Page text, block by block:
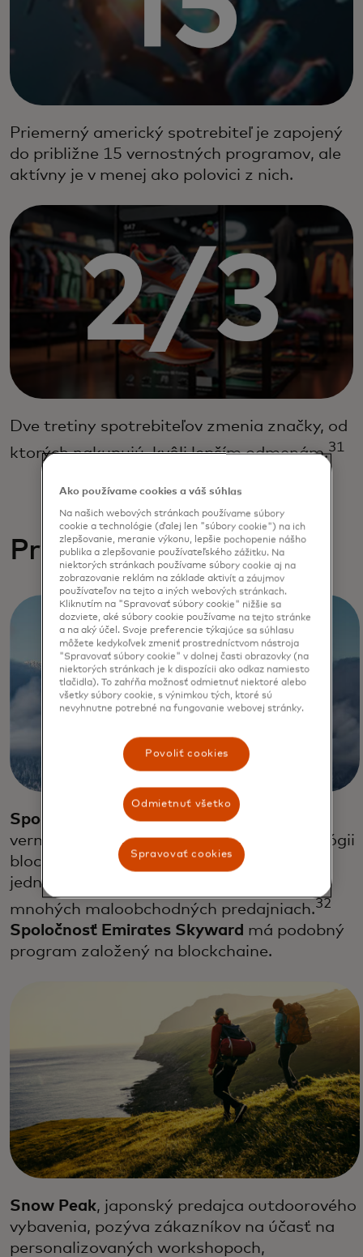
Priemerný americký spotrebiteľ je zapojený
do približne 15 vernostných programov, ale
aktívny je v menej ako polovici z nich.
Dve tretiny spotrebiteľov zmenia značky, od
ktorých nakupujú, kvôli lepším odmenám.31
Prieskumy vernosti
Spoločnosť Singapore Airlines
vernostný program postavený na technológii
blockchain, ktorý umožňuje cestujúcim
jednoducho míňať svoje letecké míle v
mnohých maloobchodných predajniach.32
Spoločnosť Emirates Skyward má podobný
program založený na blockchaine.
Snow Peak, japonský predajca outdoorového
vybavenia, pozýva zákazníkov na účasť na
personalizovaných workshopoch,
Ako používame cookies a váš súhlas
Na našich webových stránkach používame súbory
cookie a technológie (ďalej len "súbory cookie") na ich
zlepšovanie, meranie výkonu, lepšie pochopenie nášho
publika a zlepšovanie používateľského zážitku. Na
niektorých stránkach používame súbory cookie aj na
zobrazovanie reklám na základe aktivít a záujmov
používateľov na tejto a iných webových stránkach.
Kliknutím na "Spravovať súbory cookie" nižšie sa
dozviete, aké súbory cookie používame na tejto stránke
a na aký účel. Svoje preferencie týkajúce sa súhlasu
môžete kedykoľvek zmeniť prostredníctvom nástroja
"Spravovať súbory cookie" v dolnej časti obrazovky (na
niektorých stránkach je k dispozícii ako odkaz namiesto
tlačidla). To zahŕňa možnosť odmietnuť niektoré alebo
všetky súbory cookie, s výnimkou tých, ktoré sú
nevyhnutne potrebné na fungovanie webovej stránky.
Povoliť cookies
Odmietnuť všetko
Spravovať cookies